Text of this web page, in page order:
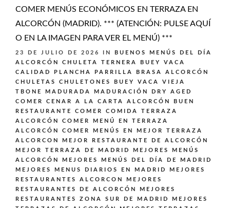
COMER MENÚS ECONÓMICOS EN TERRAZA EN
ALCORCÓN (MADRID). *** (ATENCIÓN: PULSE AQUÍ
O EN LA IMAGEN PARA VER EL MENÚ) ***
23 DE JULIO DE 2026 IN
BUENOS MENÚS DEL DÍA
ALCORCÓN
CHULETA TERNERA BUEY VACA
CALIDAD PLANCHA PARRILLA BRASA ALCORCÓN
CHULETAS CHULETONES BUEY VACA VIEJA
TBONE MADURADA MADURACIÓN DRY AGED
COMER CENAR A LA CARTA ALCORCÓN BUEN
RESTAURANTE
COMER COMIDA TERRAZA
ALCORCÓN
COMER MENÚ EN TERRAZA
ALCORCÓN
COMER MENÚS EN MEJOR TERRAZA
ALCORCON
MEJOR RESTAURANTE DE ALCORCÓN
MEJOR TERRAZA DE MADRID
MEJORES MENÚS
ALCORCÓN
MEJORES MENÚS DEL DÍA DE MADRID
MEJORES MENUS DIARIOS EN MADRID
MEJORES
RESTAURANTES ALCORCON
MEJORES
RESTAURANTES DE ALCORCÓN
MEJORES
RESTAURANTES ZONA SUR DE MADRID
MEJORES